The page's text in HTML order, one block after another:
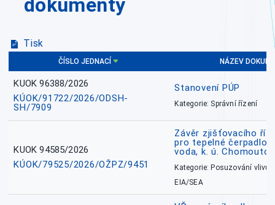
dokumenty
Tisk
ČÍSLO JEDNACÍ NÁZEV
KUOK 96388/2026
KÚOK/91722/2026/ODSH-
SH/7909
Stanovení PÚP
Kategorie: Správní řízení
KUOK 94585/2026
KÚOK/79525/2026/OŽPZ/9451
Závěr zjišťovacího
pro tepelné čerpadlo
voda, k. ú. Chomoutov
Kategorie: Posuzování vlivů
EIA/SEA